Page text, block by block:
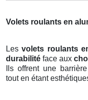
Volets roulants en
Lesvolets roulants
durabilité face aux
Ils offrent une
tout en étant